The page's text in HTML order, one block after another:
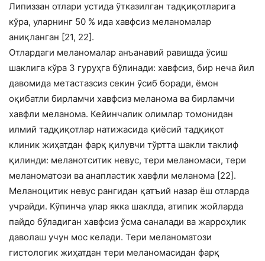
Липиззан отлари устида ўтказилган тадқиқотларига
кўра, уларнинг 50 % ида хавфсиз меланомалар
аниқланган [21, 22].
Отлардаги меланомалар анъанавий равишда ўсиш
шаклига кўра 3 гуруҳга бўлинади: хавфсиз, бир неча йил
давомида метастазсиз секин ўсиб боради, ёмон
оқибатли бирламчи хавфсиз меланома ва бирламчи
хавфли меланома. Кейинчалик олимлар томонидан
илмий тадқиқотлар натижасида қиёсий тадқиқот
клиник жиҳатдан фарқ қилувчи тўртта шакли таклиф
қилинди: меланотситик невус, тери меланомаси, тери
меланоматози ва анапластик хавфли меланома [22].
Меланоцитик невус рангидан қатъий назар ёш отларда
учрайди. Кўпинча улар якка шаклда, атипик жойларда
пайдо бўладиган хавфсиз ўсма саналади ва жарроҳлик
даволаш учун мос келади. Тери меланоматози
гистологик жиҳатдан тери меланомасидан фарқ